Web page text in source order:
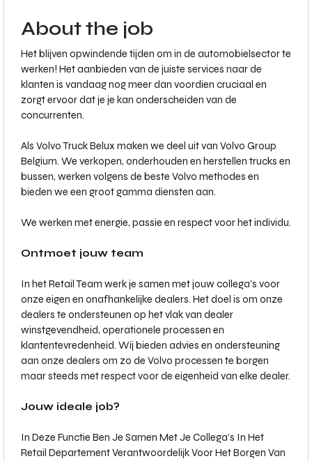
About the job
Het blijven opwindende tijden om in de automobielsector te
werken! Het aanbieden van de juiste services naar de
klanten is vandaag nog meer dan voordien cruciaal en
zorgt ervoor dat je je kan onderscheiden van de
concurrenten.
Als Volvo Truck Belux maken we deel uit van Volvo Group
Belgium. We verkopen, onderhouden en herstellen trucks en
bussen, werken volgens de beste Volvo methodes en
bieden we een groot gamma diensten aan.
We werken met energie, passie en respect voor het individu.
Ontmoet jouw team
In het Retail Team werk je samen met jouw collega’s voor
onze eigen en onafhankelijke dealers. Het doel is om onze
dealers te ondersteunen op het vlak van dealer
winstgevendheid, operationele processen en
klantentevredenheid. Wij bieden advies en ondersteuning
aan onze dealers om zo de Volvo processen te borgen
maar steeds met respect voor de eigenheid van elke dealer.
Jouw ideale job?
In Deze Functie Ben Je Samen Met Je Collega’s In Het
Retail Departement Verantwoordelijk Voor Het Borgen Van